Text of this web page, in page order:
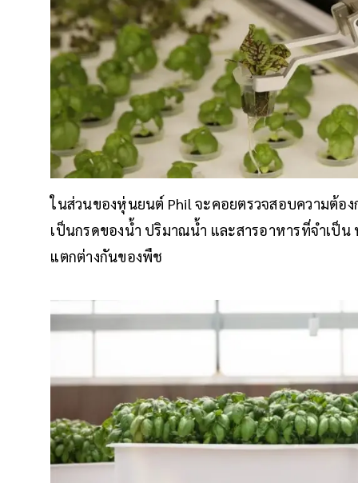
ในส่วนของหุ่นยนต์ Phil จะคอยตรวจสอบความต้อง
เป็นกรดของน้ำ ปริมาณน้ำ และสารอาหารที่จำเป็น
แตกต่างกันของพืช